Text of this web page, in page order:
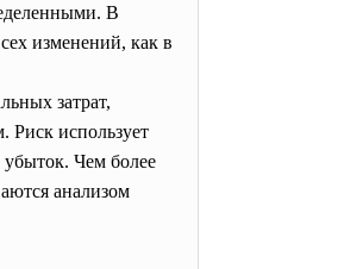
В
изменений, как в
затрат,
Риск использует
убыток. Чем более
анализом